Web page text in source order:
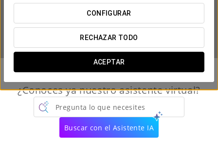
CONFIGURAR
RECHAZAR TODO
ACEPTAR
¿CUÁNDO QUIERES IR?
¿Conoces ya nuestro asistente virtual?
Pregunta lo que necesites
Buscar con el Asistente IA